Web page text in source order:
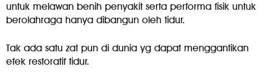
untuk melawan benih penyakit serta performa fisik untuk
berolahraga hanya dibangun oleh tidur.
Tak ada satu zat pun di dunia yg dapat menggantikan
efek restoratif tidur.